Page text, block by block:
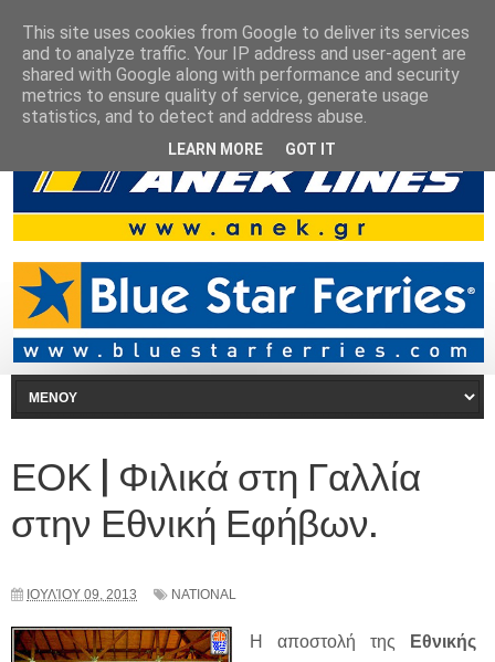
ΕΟΚ | Φιλικά στη Γαλλία
στην Εθνική Εφήβων.
ΙΟΥΛΊΟΥ 09, 2013 NATIONAL
Η αποστολή της
Εθνικής
This site uses cookies from Google to deliver its services
and to analyze traffic. Your IP address and user-agent are
shared with Google along with performance and security
metrics to ensure quality of service, generate usage
statistics, and to detect and address abuse.
LEARN MORE GOT IT